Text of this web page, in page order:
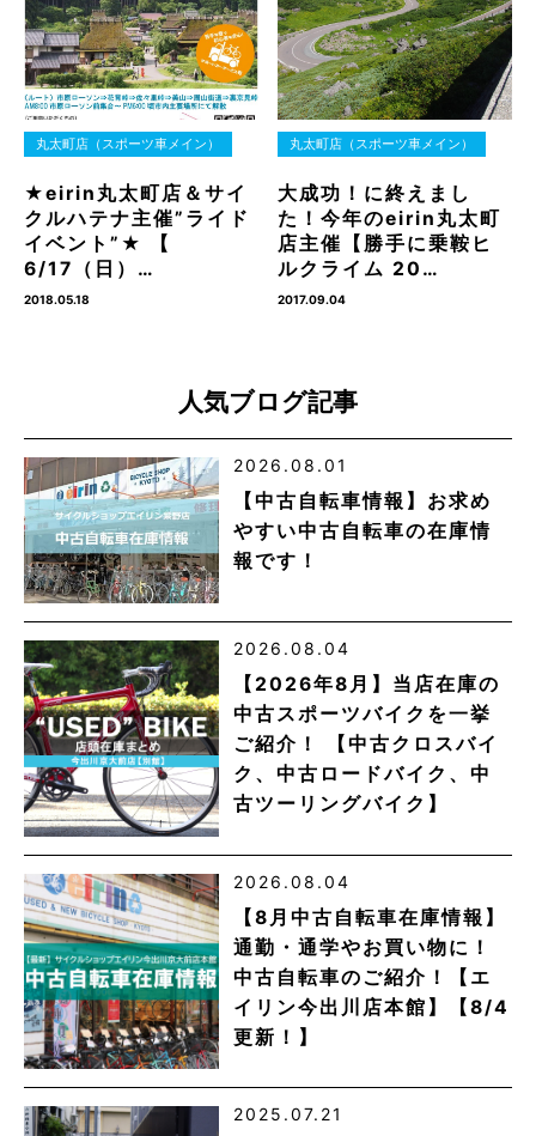
丸太町店（スポーツ車メイン）
★eirin丸太町店＆サイ
クルハテナ主催”ライド
イベント”★ 【
6/17（日）…
2018.05.18
丸太町店（スポーツ車メイン）
大成功！に終えまし
た！今年のeirin丸太町
店主催【勝手に乗鞍ヒ
ルクライム 20…
2017.09.04
人気ブログ記事
2026.08.01
【中古自転車情報】お求め
やすい中古自転車の在庫情
報です！
2026.08.04
【2026年8月】当店在庫の
中古スポーツバイクを一挙
ご紹介！ 【中古クロスバイ
ク、中古ロードバイク、中
古ツーリングバイク】
2026.08.04
【8月中古自転車在庫情報】
通勤・通学やお買い物に！
中古自転車のご紹介！【エ
イリン今出川店本館】【8/4
更新！】
2025.07.21